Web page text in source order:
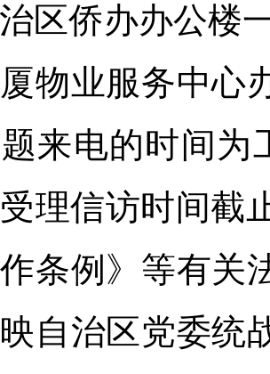
区侨办办公楼
物业服务中心
来电的时间为
理信访时间截
条例》等有关
自治区党委统